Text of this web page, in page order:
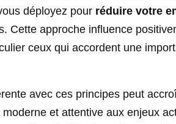
déployez pour réduire votre
Cette approche influence
ceux qui accordent une
avec ces principes peut
et attentive aux enjeux